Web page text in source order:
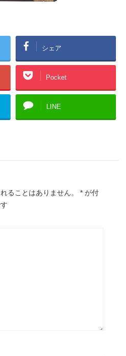
シェア
Pocket
LINE
ることはありません。 * が付